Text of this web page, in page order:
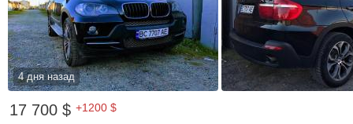
4 дня назад
17 700 $ +1200 $